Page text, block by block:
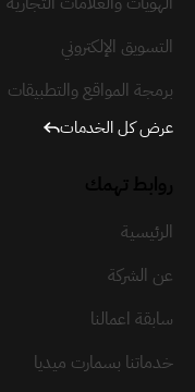
التسويق الإلكتروني
برمجة المواقع والتطبيقات
عرض كل الخدمات
الرئيسية
عن الشركة
سابقة اعمالنا
خدماتنا بسمارت ميديا